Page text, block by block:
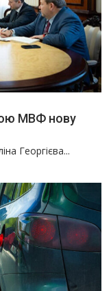
МВФ нову
Георгієва...